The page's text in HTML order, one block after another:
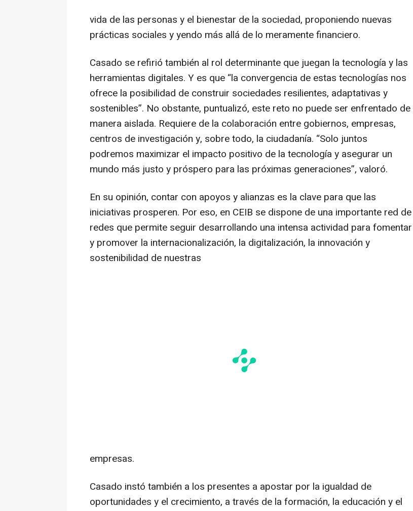
vida de las personas y el bienestar de la sociedad, proponiendo nuevas
prácticas sociales y yendo más allá de lo meramente financiero.
Casado se refirió también al rol determinante que juegan la tecnología y las
herramientas digitales. Y es que “la convergencia de estas tecnologías nos
ofrece la posibilidad de construir sociedades resilientes, adaptativas y
sostenibles”. No obstante, puntualizó, este reto no puede ser enfrentado de
manera aislada. Requiere de la colaboración entre gobiernos, empresas,
centros de investigación y, sobre todo, la ciudadanía. “Solo juntos
podremos maximizar el impacto positivo de la tecnología y asegurar un
mundo más justo y próspero para las próximas generaciones”, valoró.
En su opinión, contar con apoyos y alianzas es la clave para que las
iniciativas prosperen. Por eso, en CEIB se dispone de una importante red de
redes que permite seguir desarrollando una intensa actividad para fomentar
y promover la internacionalización, la digitalización, la innovación y
sostenibilidad de nuestras
empresas.
Casado instó también a los presentes a apostar por la igualdad de
oportunidades y el crecimiento, a través de la formación, la educación y el